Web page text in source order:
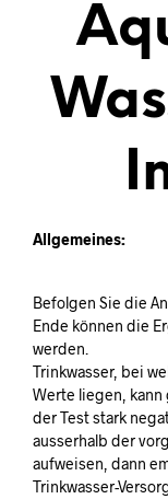
Allgemeines:
Befolgen Sie die
Ende können die
werden.
Trinkwasser, bei
Werte liegen,
der Test stark
ausserhalb der
aufweisen, dann
Trinkwasser-